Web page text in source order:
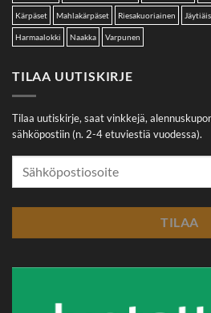
Kärpäset Mahlakärpäset Riesakuoriainen
Harmaalokki Naakka Varpunen
TILAA UUTISKIRJE
Tilaa uutiskirje, saat vinkkejä,
sähköpostiin (n. 2-4 etuviestiä vuodessa).